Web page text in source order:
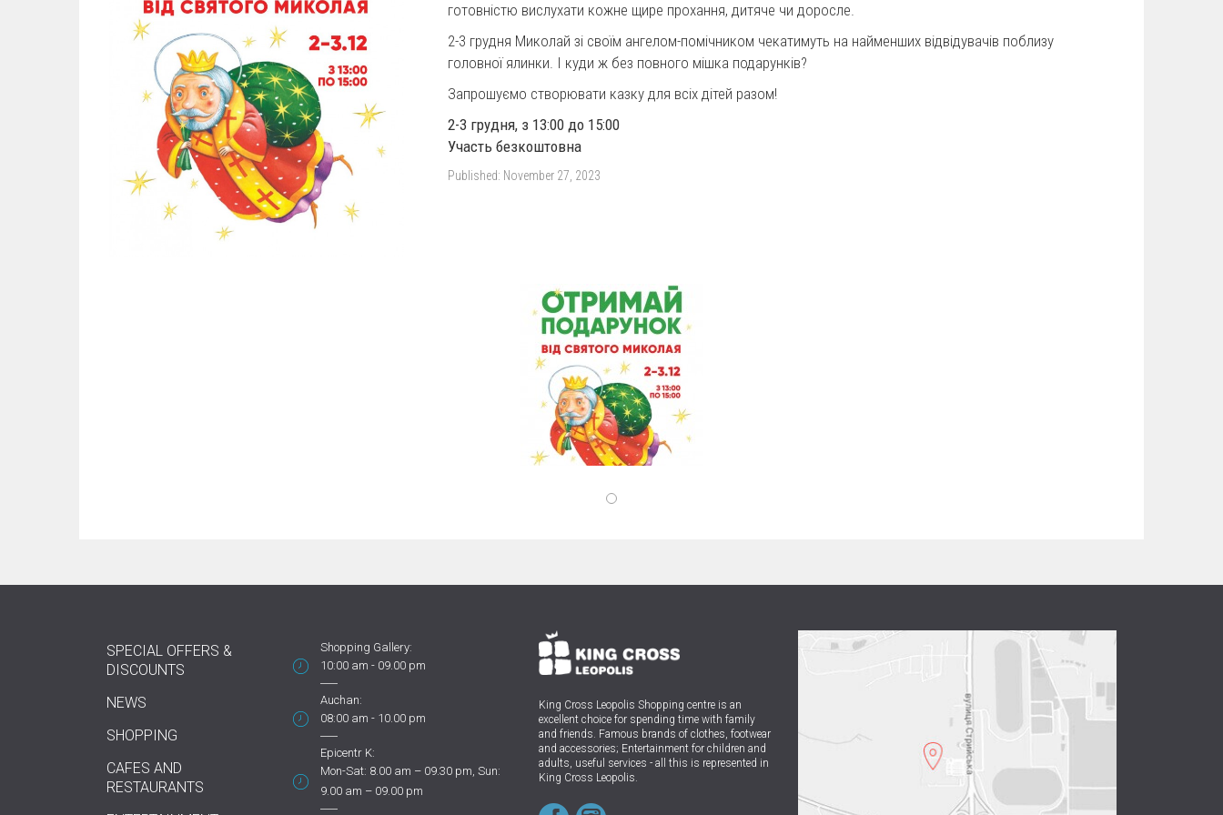
готовністю вислухати кожне щире прохання, дитяче чи доросле.
2-3 грудня Миколай зі своїм ангелом-помічником чекатимуть на найменших відвідувачів поблизу
головної ялинки. І куди ж без повного мішка подарунків?
Запрошуємо створювати казку для всіх дітей разом!
2-3 грудня, з 13:00 до 15:00
Участь безкоштовна
Published: November 27, 2023
SPECIAL OFFERS &
DISCOUNTS
NEWS
SHOPPING
CAFES AND
RESTAURANTS
Shopping Gallery:
10:00 am - 09.00 pm
Auchan:
08:00 am - 10.00 pm
Epicentr K:
Mon-Sat: 8.00 am – 09.30 pm, Sun:
9.00 am – 09.00 pm
King Cross Leopolis Shopping centre is an
excellent choice for spending time with family
and friends. Famous brands of clothes, footwear
and accessories; Entertainment for children and
adults, useful services - all this is represented in
King Cross Leopolis.